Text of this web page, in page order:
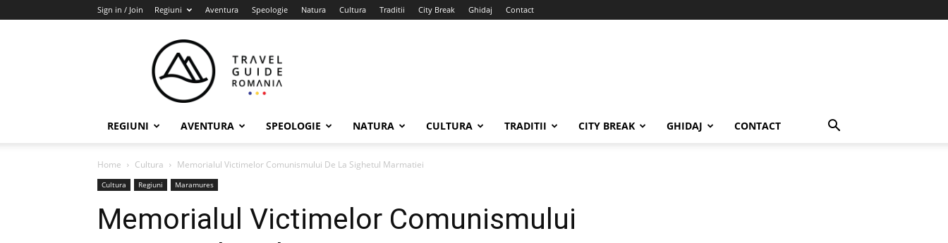
Sign in / Join Regiuni Aventura Speologie Natura Cultura Traditii City Break Ghidaj Contact
Guide
Romania
REGIUNI AVENTURA SPEOLOGIE NATURA CULTURA TRADITII CITY BREAK GHIDAJ CONTACT
Home Cultura Memorialul Victimelor Comunismului De La Sighetul Marmatiei
Cultura Regiuni Maramures
Memorialul Victimelor Comunismului